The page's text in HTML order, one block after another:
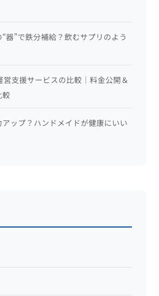
“器”で鉄分補給？飲むサプリのよう
営支援サービスの比較｜料金公開＆
ップ？ハンドメイドが健康にいい